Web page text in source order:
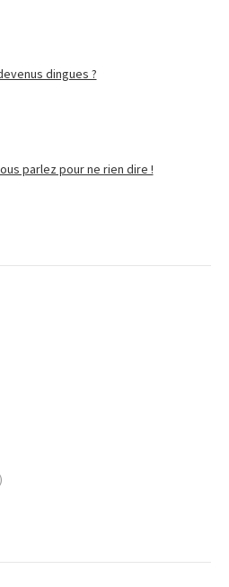
dingues ?
parlez pour ne rien dire !